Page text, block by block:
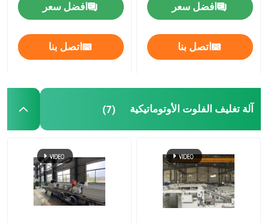
افضل سعر
اتصل بنا
افضل سعر
اتصل بنا
آلة تغليف الفلوت الأوتوماتيكية (7)